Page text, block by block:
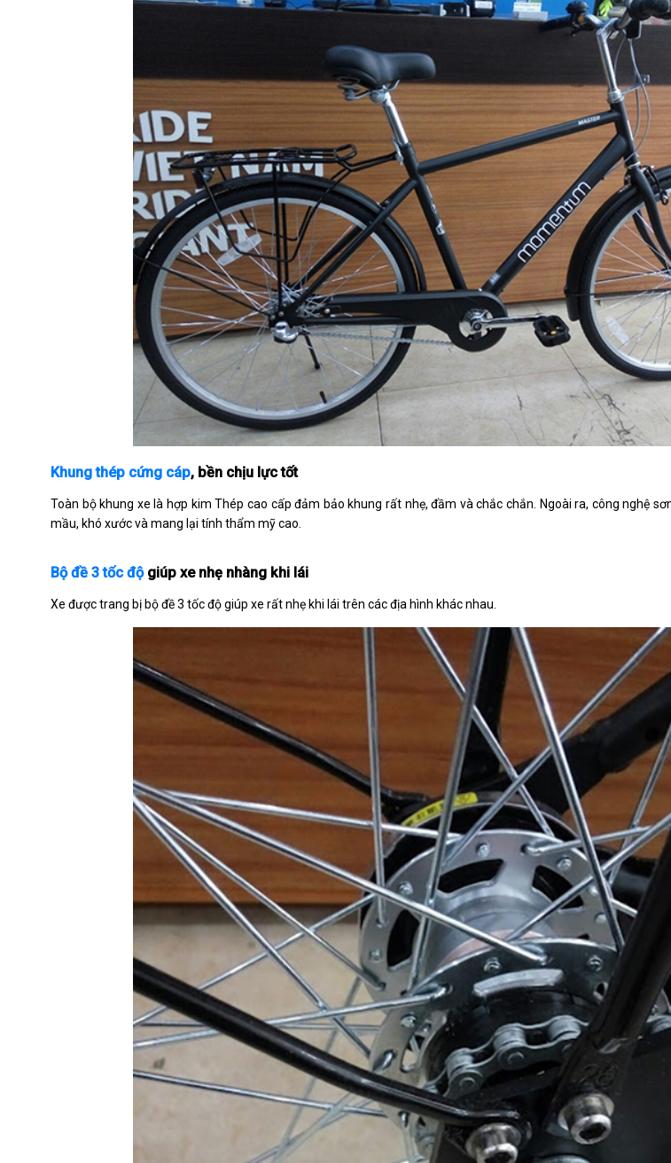
Khung thép cứng cáp, bền chịu lực tốt
Toàn bộ khung xe là hợp kim Thép cao cấp đảm bảo khung rất nhẹ, đầm và chắc chắn. Ngoài ra, công nghệ
mầu, khó xước và mang lại tính thẩm mỹ cao.
Bộ đề 3 tốc độgiúp xe nhẹ nhàng khi lái
Xe được trang bị bộ đề 3 tốc độ giúp xe rất nhẹ khi lái trên các địa hình khác nhau.